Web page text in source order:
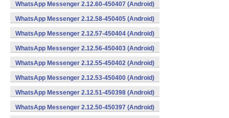
WhatsApp Messenger 2.12.60-450407 (Android)
WhatsApp Messenger 2.12.58-450405 (Android)
WhatsApp Messenger 2.12.57-450404 (Android)
WhatsApp Messenger 2.12.56-450403 (Android)
WhatsApp Messenger 2.12.55-450402 (Android)
WhatsApp Messenger 2.12.53-450400 (Android)
WhatsApp Messenger 2.12.51-450398 (Android)
WhatsApp Messenger 2.12.50-450397 (Android)